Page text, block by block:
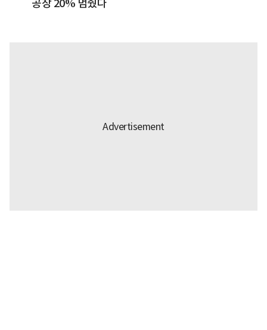
공장 20% 멈췄다